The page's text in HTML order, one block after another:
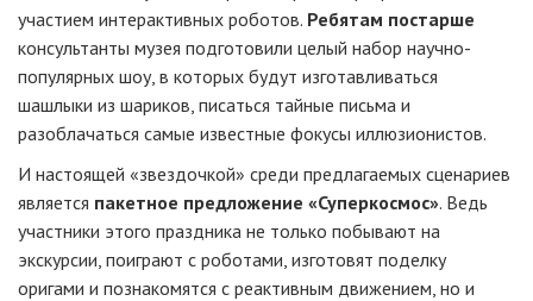
участием интерактивных роботов. Ребятам постарше
консультанты музея подготовили целый набор научно-
популярных шоу, в которых будут изготавливаться
шашлыки из шариков, писаться тайные письма и
разоблачаться самые известные фокусы иллюзионистов.
И настоящей «звездочкой» среди предлагаемых сценариев
является пакетное предложение «Суперкосмос». Ведь
участники этого праздника не только побывают на
экскурсии, поиграют с роботами, изготовят поделку
оригами и познакомятся с реактивным движением, но и